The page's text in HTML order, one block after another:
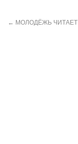
← МОЛОДЁЖЬ